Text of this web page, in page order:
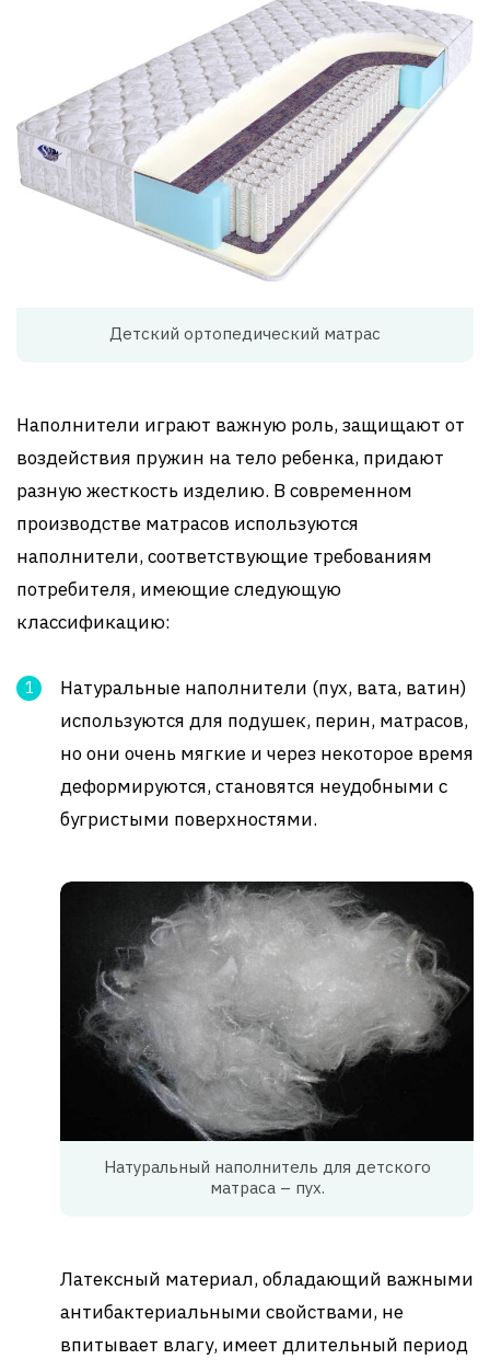
Детский ортопедический матрас
Наполнители играют важную роль, защищают от
воздействия пружин на тело ребенка, придают
разную жесткость изделию. В современном
производстве матрасов используются
наполнители, соответствующие требованиям
потребителя, имеющие следующую
классификацию:
Натуральные наполнители (пух, вата, ватин)
используются для подушек, перин, матрасов,
но они очень мягкие и через некоторое время
деформируются, становятся неудобными с
бугристыми поверхностями.
Натуральный наполнитель для детского
матраса – пух.
Латексный материал, обладающий важными
антибактериальными свойствами, не
впитывает влагу, имеет длительный период